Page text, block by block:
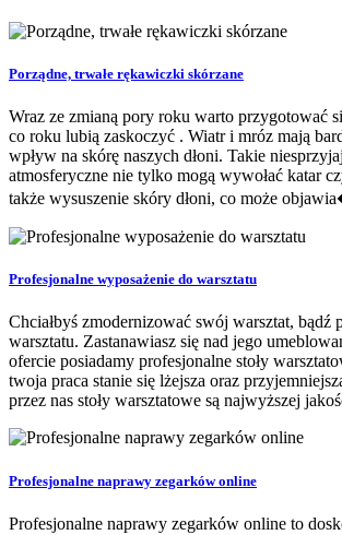
Porządne, trwałe rękawiczki skórzane
Wraz ze zmianą pory roku warto przygotować
co roku lubią zaskoczyć . Wiatr i mróz mają
wpływ na skórę naszych dłoni. Takie
atmosferyczne nie tylko mogą wywołać katar
także wysuszenie skóry dłoni, co może
Profesjonalne wyposażenie do warsztatu
Chciałbyś zmodernizować swój warsztat, bądź
warsztatu. Zastanawiasz się nad jego
ofercie posiadamy profesjonalne stoły
twoja praca stanie się lżejsza oraz
przez nas stoły warsztatowe są najwyższej
Profesjonalne naprawy zegarków online
Profesjonalne naprawy zegarków online to